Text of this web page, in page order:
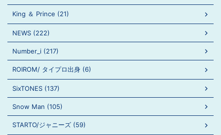
King ＆ Prince (21)
NEWS (222)
Number_i (217)
ROIROM/ タイプロ出身 (6)
SixTONES (137)
Snow Man (105)
STARTO/ジャニーズ (59)